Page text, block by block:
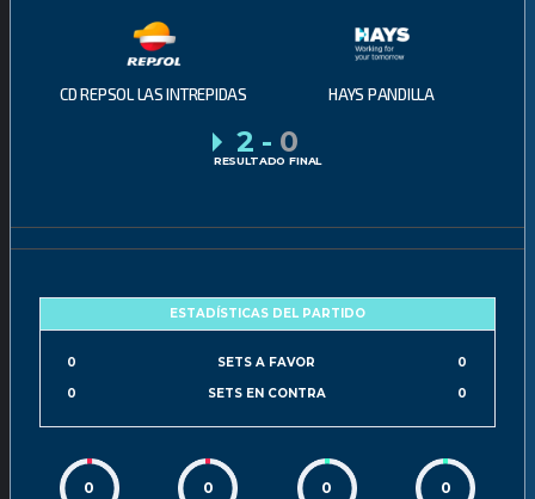
CD REPSOL LAS INTREPIDAS HAYS PANDILLA
2 - 0
RESULTADO FINAL
ESTADÍSTICAS DEL PARTIDO
0 SETS A FAVOR
0
0
SETS EN CONTRA 0
0 0 0 0